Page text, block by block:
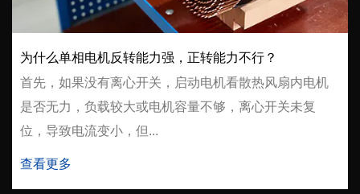
为什么单相电机反转能力强，正转能力不行？
首先，如果没有离心开关，启动电机看散热风扇内电机
是否无力，负载较大或电机容量不够，离心开关未复
位，导致电流变小，但...
查看更多